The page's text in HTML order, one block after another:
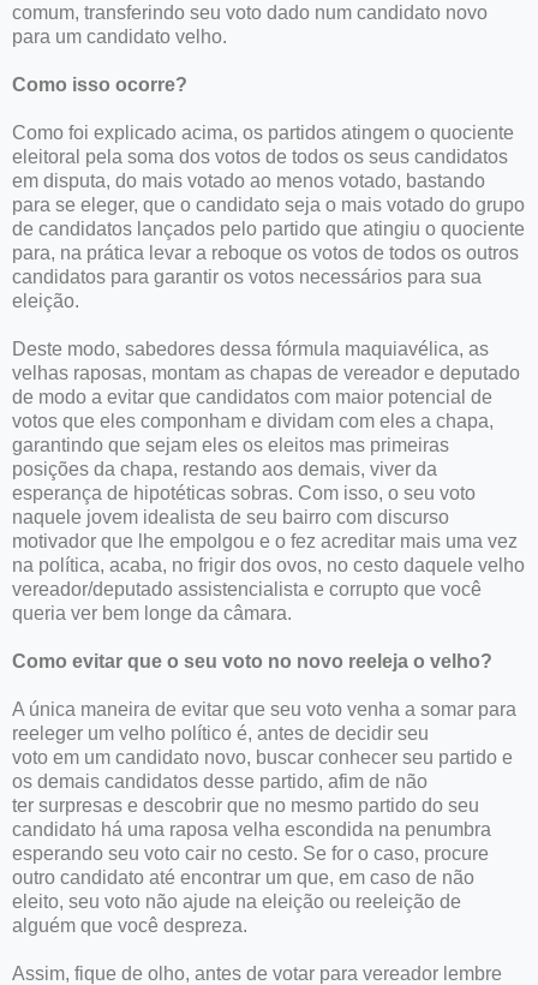
comum, transferindo seu voto dado num candidato novo
para um candidato velho.
Como isso ocorre?
Como foi explicado acima, os partidos atingem o quociente
eleitoral pela soma dos votos de todos os seus candidatos
em disputa, do mais votado ao menos votado, bastando
para se eleger, que o candidato seja o mais votado do grupo
de candidatos lançados pelo partido que atingiu o quociente
para, na prática levar a reboque os votos de todos os outros
candidatos para garantir os votos necessários para sua
eleição.
Deste modo, sabedores dessa fórmula maquiavélica, as
velhas raposas, montam as chapas de vereador e deputado
de modo a evitar que candidatos com maior potencial de
votos que eles componham e dividam com eles a chapa,
garantindo que sejam eles os eleitos mas primeiras
posições da chapa, restando aos demais, viver da
esperança de hipotéticas sobras. Com isso, o seu voto
naquele jovem idealista de seu bairro com discurso
motivador que lhe empolgou e o fez acreditar mais uma vez
na política, acaba, no frigir dos ovos, no cesto daquele velho
vereador/deputado assistencialista e corrupto que você
queria ver bem longe da câmara.
Como evitar que o seu voto no novo reeleja o velho?
A única maneira de evitar que seu voto venha a somar para
reeleger um velho político é, antes de decidir seu
voto em um candidato novo, buscar conhecer seu partido e
os demais candidatos desse partido, afim de não
ter surpresas e descobrir que no mesmo partido do seu
candidato há uma raposa velha escondida na penumbra
esperando seu voto cair no cesto. Se for o caso, procure
outro candidato até encontrar um que, em caso de não
eleito, seu voto não ajude na eleição ou reeleição de
alguém que você despreza.
Assim, fique de olho, antes de votar para vereador lembre